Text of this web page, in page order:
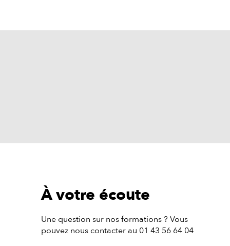
À votre écoute
Une question sur nos formations ? Vous
pouvez nous contacter au 01 43 56 64 04